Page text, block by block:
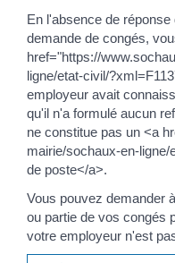
En l'absence de
demande de congés,
href="https://
ligne/etat-civil/
employeur avait
qu'il n'a formulé aucun
ne constitue pas un <a
mairie/sochaux-en-
de poste</a>.
Vous pouvez demander
ou partie de vos congés
votre employeur n'est